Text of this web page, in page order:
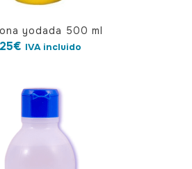
yodada 500 ml
€ IVA incluido